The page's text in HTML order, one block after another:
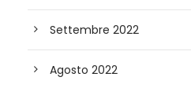
Settembre 2022
Agosto 2022